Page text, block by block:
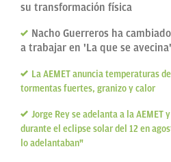
su transformación física
Nacho Guerreros ha
a trabajar en 'La que se avecina'
La AEMET anuncia temperaturas
tormentas fuertes, granizo y calor
Jorge Rey se adelanta a la AEMET
durante el eclipse solar del 12 en
lo adelantaban"